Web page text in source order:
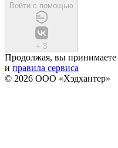
Войти с помощью
+ 3
Продолжая, вы принимаете
и правила сервиса
© 2026 ООО «Хэдхантер»